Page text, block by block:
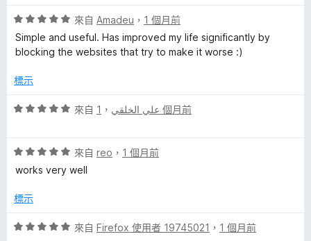
分
5
分
評
價
5
，
分
來自 Amadeu ， 1 個月前
Simple and useful. Has improved my life significantly by
blocking the websites that try to make it worse :)
標示
評
分
，
分
分
來自 علي الخلقي ， 1 個月前
評
價
分
滿
來自 reo ， 1 個月前
works very well
標示
評
來自 Firefox 使用者 19745021 ， 1 個月前